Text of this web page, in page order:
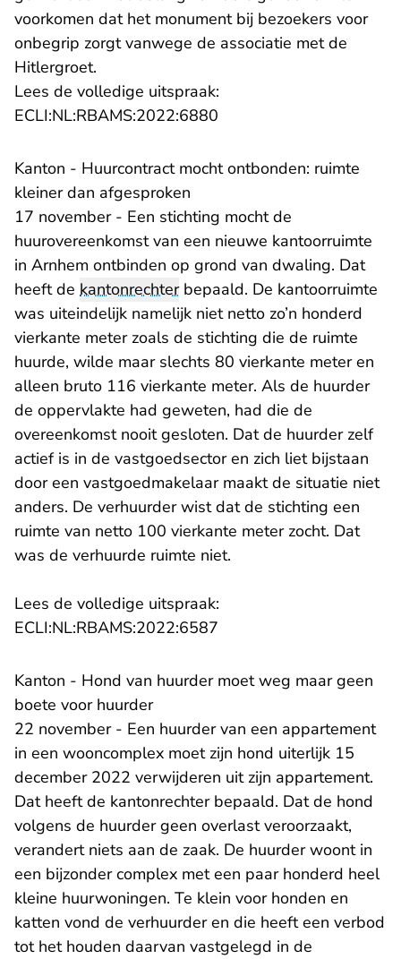
voorkomen dat het monument bij bezoekers voor
onbegrip zorgt vanwege de associatie met de
Hitlergroet.
Lees de volledige uitspraak:
ECLI:NL:RBAMS:2022:6880
Kanton - Huurcontract mocht ontbonden: ruimte
kleiner dan afgesproken
17 november - Een stichting mocht de
huurovereenkomst van een nieuwe kantoorruimte
in Arnhem ontbinden op grond van dwaling. Dat
heeft de kantonrechterbepaald. De kantoorruimte
was uiteindelijk namelijk niet netto zo’n honderd
vierkante meter zoals de stichting die de ruimte
huurde, wilde maar slechts 80 vierkante meter en
alleen bruto 116 vierkante meter. Als de huurder
de oppervlakte had geweten, had die de
overeenkomst nooit gesloten. Dat de huurder zelf
actief is in de vastgoedsector en zich liet bijstaan
door een vastgoedmakelaar maakt de situatie niet
anders. De verhuurder wist dat de stichting een
ruimte van netto 100 vierkante meter zocht. Dat
was de verhuurde ruimte niet.
Lees de volledige uitspraak:
ECLI:NL:RBAMS:2022:6587
Kanton - Hond van huurder moet weg maar geen
boete voor huurder
22 november - Een huurder van een appartement
in een wooncomplex moet zijn hond uiterlijk 15
december 2022 verwijderen uit zijn appartement.
Dat heeft de kantonrechter bepaald. Dat de hond
volgens de huurder geen overlast veroorzaakt,
verandert niets aan de zaak. De huurder woont in
een bijzonder complex met een paar honderd heel
kleine huurwoningen. Te klein voor honden en
katten vond de verhuurder en die heeft een verbod
tot het houden daarvan vastgelegd in de